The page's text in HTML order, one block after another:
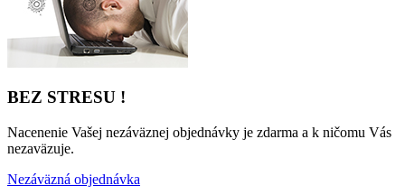
BEZ STRESU !
Nacenenie Vašej nezáväznej objednávky je zdarma a k ničomu Vás
nezaväzuje.
Nezáväzná objednávka